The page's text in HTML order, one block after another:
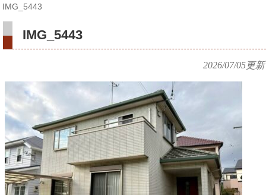
IMG_5443
IMG_5443
2026/07/05更新